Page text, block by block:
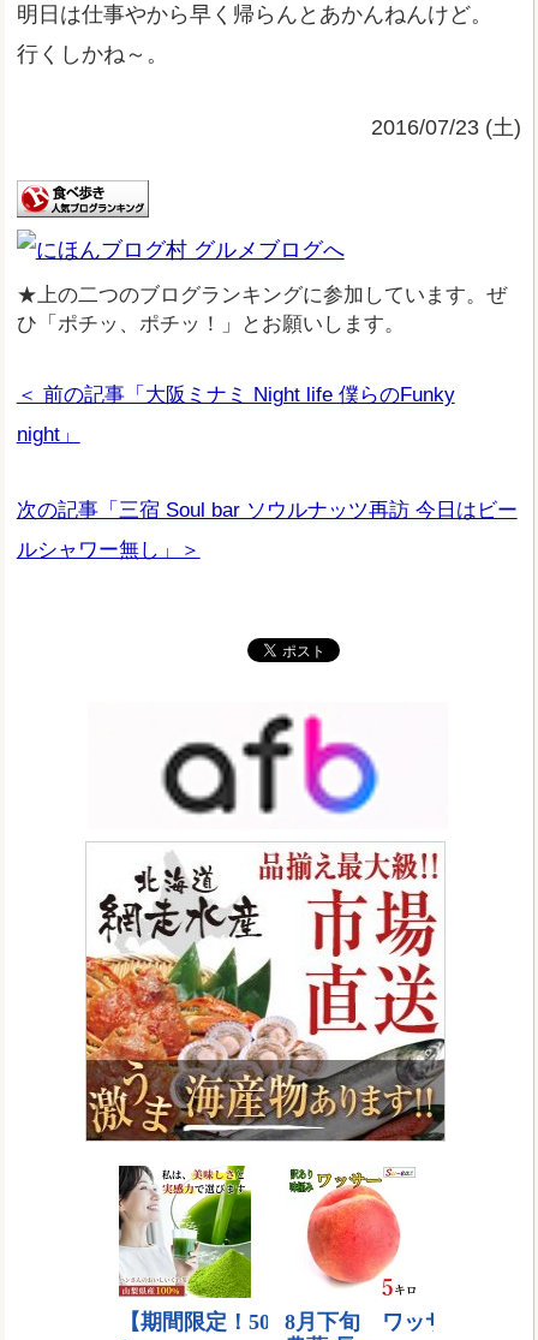
明日は仕事やから早く帰らんとあかんねんけど。
行くしかね～。
2016/07/23 (土)
★上の二つのブログランキングに参加しています。ぜ
ひ「ポチッ、ポチッ！」とお願いします。
＜ 前の記事「大阪ミナミ Night life 僕らのFunky
night」
次の記事「三宿 Soul bar ソウルナッツ再訪 今日はビー
ルシャワー無し」＞